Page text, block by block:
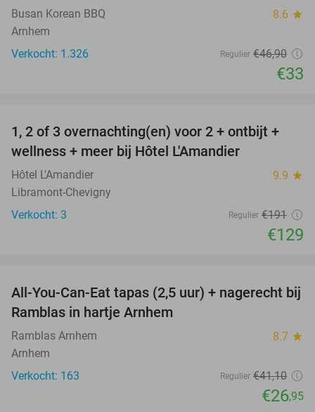
Busan Korean BBQ 8.6 star
Arnhem
Verkocht: 1.326
Regulier €46,90
€33
32%
TODAY
1, 2 of 3 overnachting(en) voor 2 + ontbijt +
wellness + meer bij Hôtel L'Amandier
Hôtel L'Amandier 9.9 star
Libramont-Chevigny
Verkocht: 3
Regulier €191
€129
34%
All-You-Can-Eat tapas (2,5 uur) + nagerecht bij
Ramblas in hartje Arnhem
Ramblas Arnhem 8.7 star
Arnhem
Verkocht: 163
Regulier €41,10
€26,95